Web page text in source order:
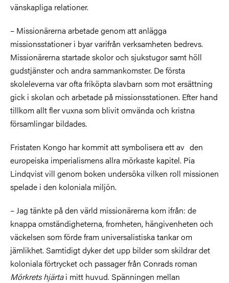
vänskapliga relationer.
– Missionärerna arbetade genom att anlägga
missionsstationer i byar varifrån verksamheten bedrevs.
Missionärerna startade skolor och sjukstugor samt höll
gudstjänster och andra sammankomster. De första
skoleleverna var ofta friköpta slavbarn som mot ersättning
gick i skolan och arbetade på missionsstationen. Efter hand
tillkom allt fler vuxna som blivit omvända och kristna
församlingar bildades.
Fristaten Kongo har kommit att symbolisera ett av den
europeiska imperialismens allra mörkaste kapitel. Pia
Lindqvist vill genom boken undersöka vilken roll missionen
spelade i den koloniala miljön.
– Jag tänkte på den värld missionärerna kom ifrån: de
knappa omständigheterna, fromheten, hängivenheten och
väckelsen som förde fram universalistiska tankar om
jämlikhet. Samtidigt dyker det upp bilder som skildrar det
koloniala förtrycket och passager från Conrads roman
Mörkrets hjärtai mitt huvud. Spänningen mellan